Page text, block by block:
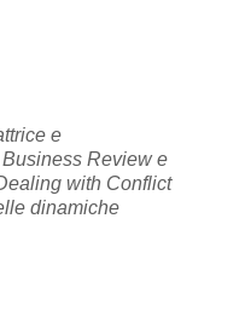
e
Review e
with Conflict
dinamiche